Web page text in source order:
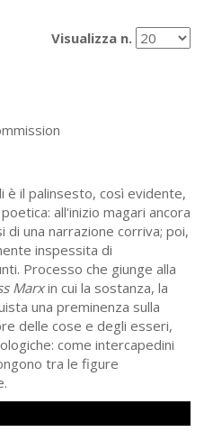
Visualizza n.
è il palinsesto, così evidente,
all'inizio magari ancora
di una narrazione corriva; poi,
inspessita di
Processo che giunge alla
Marxin cui la sostanza, la
una preminenza sulla
delle cose e degli esseri,
come intercapedini
tra le figure